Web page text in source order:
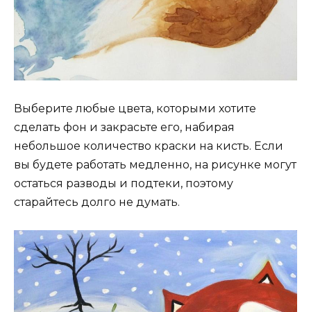
Выберите любые цвета, которыми хотите
сделать фон и закрасьте его, набирая
небольшое количество краски на кисть. Если
вы будете работать медленно, на рисунке могут
остаться разводы и подтеки, поэтому
старайтесь долго не думать.